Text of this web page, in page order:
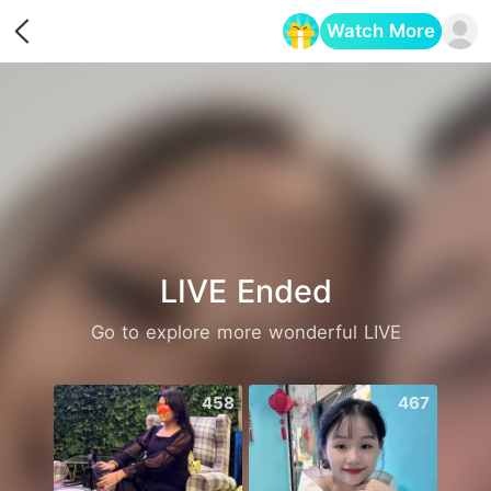
Watch More
LIVE Ended
Go to explore more wonderful LIVE
458 467